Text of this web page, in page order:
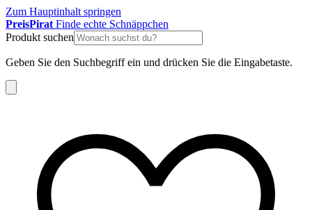
Zum Hauptinhalt springen
PreisPirat Finde echte Schnäppchen
Produkt suchen
Geben Sie den Suchbegriff ein und drücken Sie die Eingabetaste.